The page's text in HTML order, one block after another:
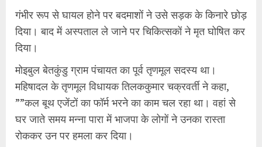
गंभीर रूप से घायल होने पर बदमाशों ने उसे सड़क के किनारे छोड़
दिया। बाद में अस्पताल ले जाने पर चिकित्सकों ने मृत घोषित कर
दिया।
मोइबुल बेतकुंडु ग्राम पंचायत का पूर्व तृणमूल सदस्य था।
महिषादल के तृणमूल विधायक तिलककुमार चक्रवर्ती ने कहा,
””कल बूथ एजेंटों का फॉर्म भरने का काम चल रहा था। वहां से
घर जाते समय मन्ना पारा में भाजपा के लोगों ने उनका रास्ता
रोककर उन पर हमला कर दिया।